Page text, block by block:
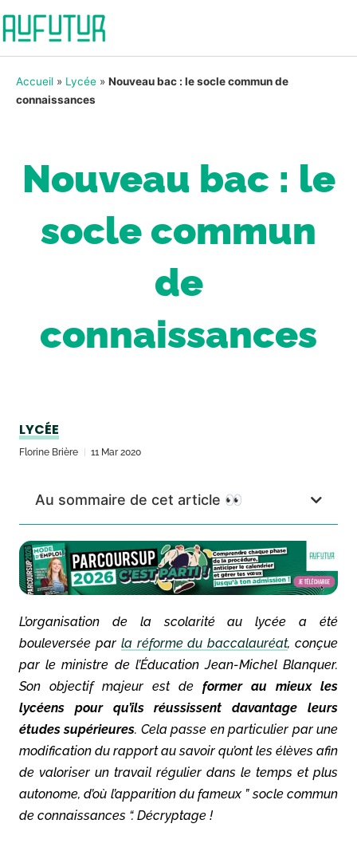
Accueil » Lycée » Nouveau bac : le socle commun de
connaissances
Nouveau bac : le
socle commun
de
connaissances
LYCÉE
Florine Brière 11 Mar 2020
Au sommaire de cet article 👀
L’organisation de la scolarité au lycée a été
bouleversée par la réforme du baccalauréat, conçue
par le ministre de l’Éducation Jean-Michel Blanquer.
Son objectif majeur est de former au mieux les
lycéens pour qu’ils réussissent davantage leurs
études supérieures. Cela passe en particulier par une
modification du rapport au savoir qu’ont les élèves afin
de valoriser un travail régulier dans le temps et plus
autonome, d’où l’apparition du fameux ” socle commun
de connaissances “. Décryptage !